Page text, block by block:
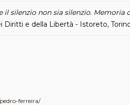
il silenzio non sia silenzio. Memoria
Diritti e della Libertà - Istoreto,
ferreira/